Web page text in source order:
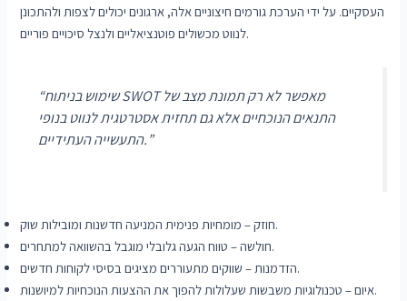
העסקיים. על ידי הערכת גורמים חיצוניים אלה, ארגונים יכולים לצפות ולהתכונן
לנווט מכשולים פוטנציאליים ולנצל סיכויים פוריים.
“שימוש בניתוח SWOT מאפשר לא רק תמונת מצב של
התנאים הנוכחיים אלא גם תחזית אסטרטגית לנווט בנופי
התעשייה העתידיים.”
חוזק – מומחיות פנימית המניעה חדשנות ומובילות שוק.
חולשה – טווח הגעה גלובלי מוגבל בהשוואה למתחרים.
הזדמנות – שווקים מתעוררים מציגים בסיסי לקוחות חדשים.
איום – טכנולוגיות משבשות שעלולות להפוך את ההצעות הנוכחיות למיושנות.